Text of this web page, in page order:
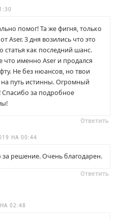
помог! Та же фигня, только
Aser. 3 дня возились что это
статья как последний шанс.
что именно Aser и продался
Не без нюансов, но твои
на путь истинны. Огромный
Спасибо за подробное
Ответить
НА 00:44
решение. Очень благодарен.
Ответить
02:48